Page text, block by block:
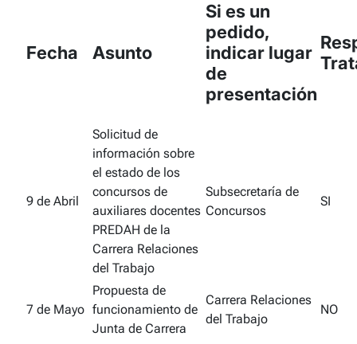
Fecha Asunto
Si es un
pedido,
indicar lugar
de
presentación
9 de Abril
Solicitud de
información sobre
el estado de los
concursos de
auxiliares docentes
PREDAH de la
Carrera Relaciones
del Trabajo
Subsecretaría de
Concursos
SI
7 de Mayo
Propuesta de
funcionamiento de
Junta de Carrera
Carrera Relaciones
del Trabajo
NO